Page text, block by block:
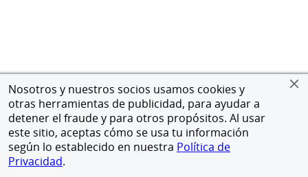
Nosotros y nuestros socios usamos cookies y
otras herramientas de publicidad, para ayudar a
detener el fraude y para otros propósitos. Al usar
este sitio, aceptas cómo se usa tu información
según lo establecido en nuestra Política de
Privacidad.